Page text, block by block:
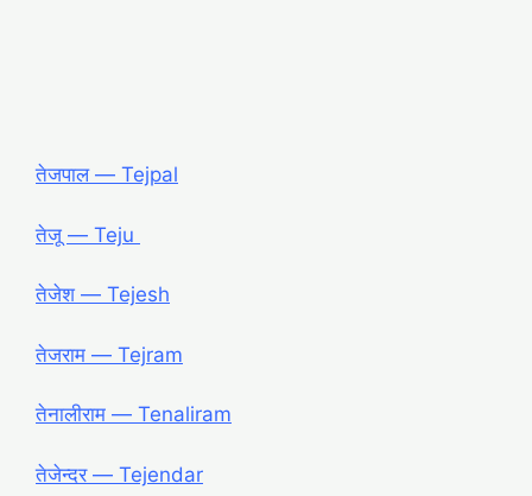
तेजपाल ― Tejpal
तेजू ― Teju
तेजेश ― Tejesh
तेजराम ― Tejram
तेनालीराम ― Tenaliram
तेजेन्दर ― Tejendar